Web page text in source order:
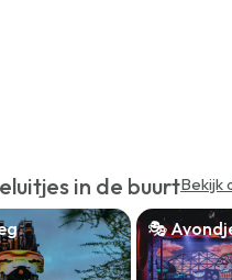
in de buurtBekijk
🎭